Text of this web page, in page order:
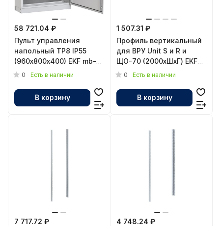
58 721.04 ₽
Пульт управления
напольный TP8 IP55
(960х800х400) EKF mb-
96-80-40
0 Есть в наличии
В корзину
1 507.31 ₽
Профиль вертикальный
для ВРУ Unit S и R и
ЩО-70 (2000хШхГ) EKF
mb15-04-05
0 Есть в наличии
В корзину
7 717.72 ₽
4 748.24 ₽